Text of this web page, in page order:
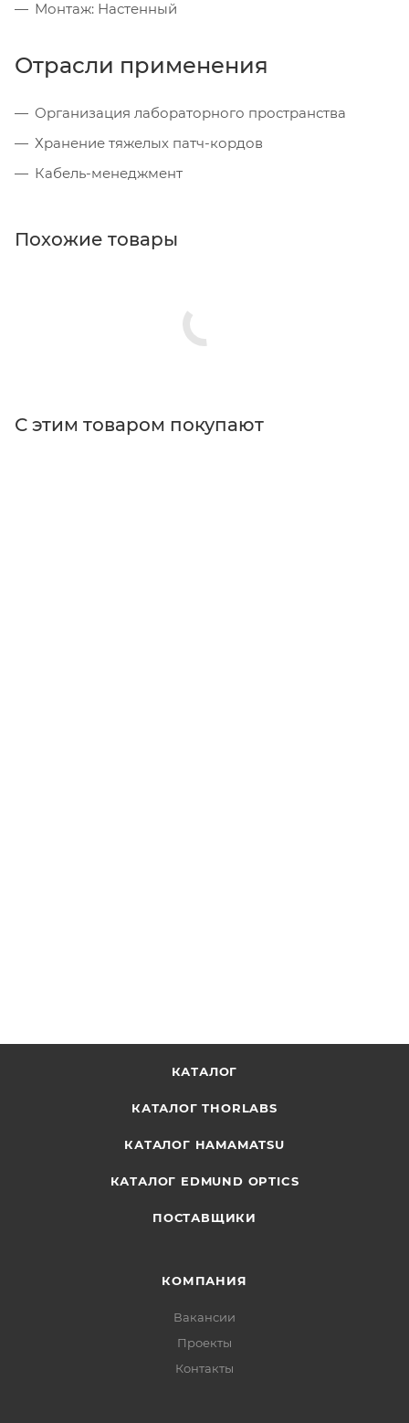
Монтаж: Настенный
Отрасли применения
Организация лабораторного пространства
Хранение тяжелых патч-кордов
Кабель-менеджмент
Похожие товары
С этим товаром покупают
КАТАЛОГ
КАТАЛОГ THORLABS
КАТАЛОГ HAMAMATSU
КАТАЛОГ EDMUND OPTICS
ПОСТАВЩИКИ
КОМПАНИЯ
Вакансии
Проекты
Контакты